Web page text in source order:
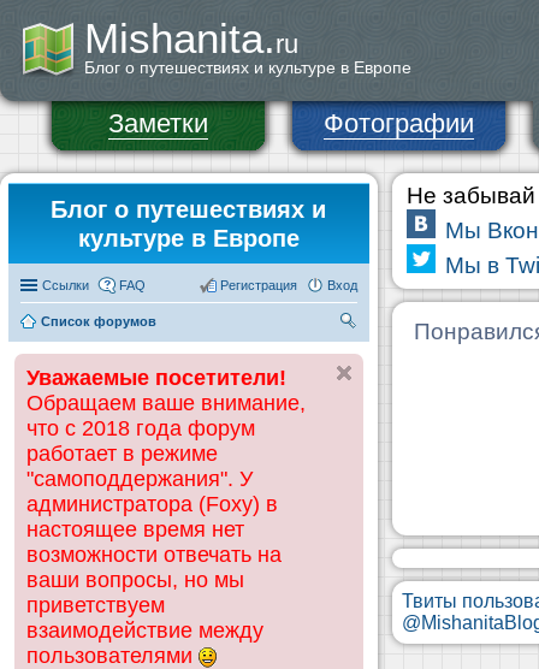
Mishanita.ru
Блог о путешествиях и культуре в Европе
Заметки Фотографии
Блог о путешествиях и
культуре в Европе
Ссылки FAQ Вход
Регистрация
Список форумов
ск
Уважаемые посетители!
Обращаем ваше внимание,
что с 2018 года форум
работает в режиме
"самоподдержания". У
администратора (Foxy) в
настоящее время нет
возможности отвечать на
ваши вопросы, но мы
приветствуем
взаимодействие между
пользователями
Не забывай
Мы
Мы в
Твиты